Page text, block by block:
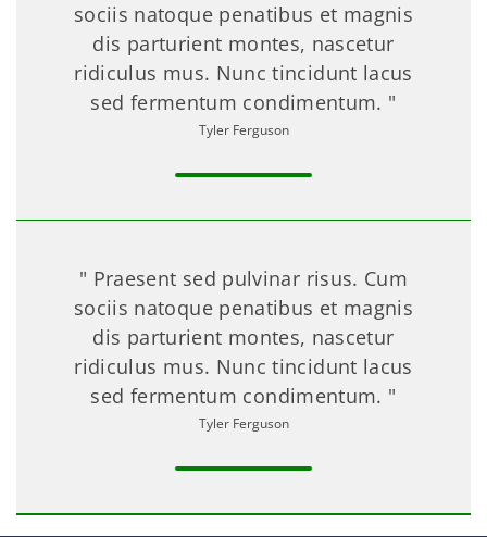
sociis natoque penatibus et magnis
dis parturient montes, nascetur
ridiculus mus. Nunc tincidunt lacus
sed fermentum condimentum. "
Tyler Ferguson
" Praesent sed pulvinar risus. Cum
sociis natoque penatibus et magnis
dis parturient montes, nascetur
ridiculus mus. Nunc tincidunt lacus
sed fermentum condimentum. "
Tyler Ferguson